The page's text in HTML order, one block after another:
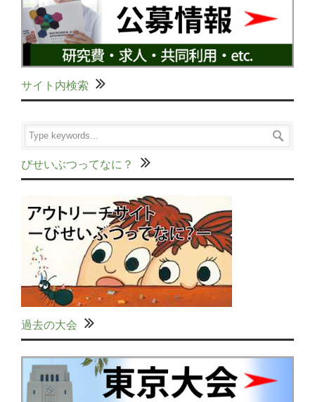
サイト内検索
びせいぶつってなに？
過去の大会